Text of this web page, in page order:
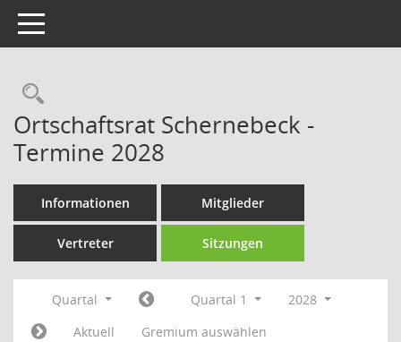
Toggle navigation
Rechercheauswahl
Ortschaftsrat Schernebeck -
Termine 2028
Informationen Mitglieder
Vertreter Sitzungen
Quartal Quartal 1
2028
Aktuell
Gremium auswählen